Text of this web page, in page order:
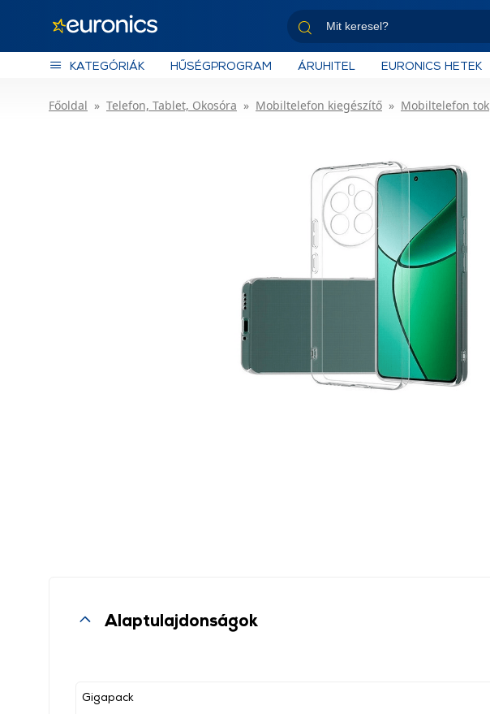
KATEGÓRIÁK HŰSÉGPROGRAM ÁRUHITEL EURONICS HETEK
Főoldal Telefon, Tablet, Okosóra Mobiltelefon kiegészítő Mobiltelefon tok
Alaptulajdonságok
Gigapack